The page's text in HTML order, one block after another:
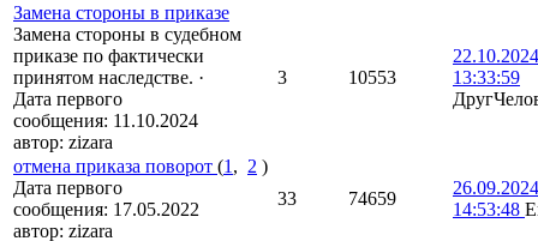
Замена стороны в приказе
Замена стороны в судебном
приказе по фактически
принятом наследстве. ·
Дата первого
сообщения: 11.10.2024
автор: zizara
3 10553
22.10.2024
13:33:59
отмена приказа поворот (1 , 2 )
Дата первого
сообщения: 17.05.2022
автор: zizara
33 74659
26.09.2024
14:53:48